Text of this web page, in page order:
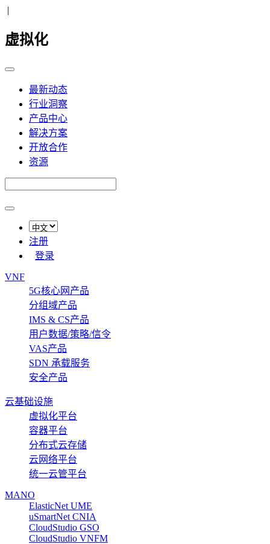
|
虚拟化
最新动态
行业洞察
产品中心
解决方案
开放合作
资源
注册
登录
VNF
5G核心网产品
分组域产品
IMS & CS产品
用户数据/策略/信令
VAS产品
SDN 承载服务
安全产品
云基础设施
虚拟化平台
容器平台
分布式云存储
云网络平台
统一云管平台
MANO
ElasticNet UME
uSmartNet CNIA
CloudStudio GSO
CloudStudio VNFM